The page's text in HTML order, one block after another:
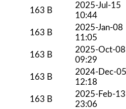
163 B
2025-Jul-15
10:44
163 B
2025-Jan-08
11:05
163 B
2025-Oct-08
09:29
163 B
2024-Dec-05
12:18
163 B
2025-Feb-13
23:06